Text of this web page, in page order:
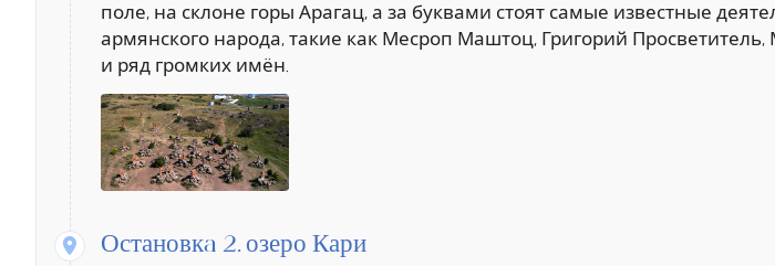
поле, на склоне горы Арагац, а за буквами стоят самые известные
армянского народа, такие как Месроп Маштоц, Григорий
и ряд громких имён.
Остановкa 2. озеро Кари